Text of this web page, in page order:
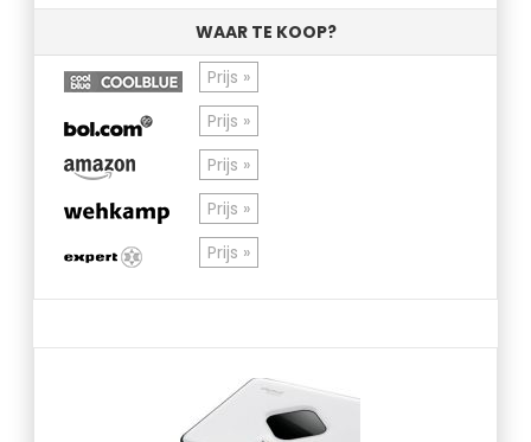
WAAR TE KOOP?
Prijs »
Prijs »
Prijs »
Prijs »
Prijs »